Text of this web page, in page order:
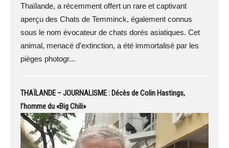
Thaïlande, a récemment offert un rare et captivant
aperçu des Chats de Temminck, également connus
sous le nom évocateur de chats dorés asiatiques. Cet
animal, menacé d'extinction, a été immortalisé par les
pièges photogr...
THAÏLANDE – JOURNALISME : Décès de Colin Hastings,
l’homme du «Big Chili»